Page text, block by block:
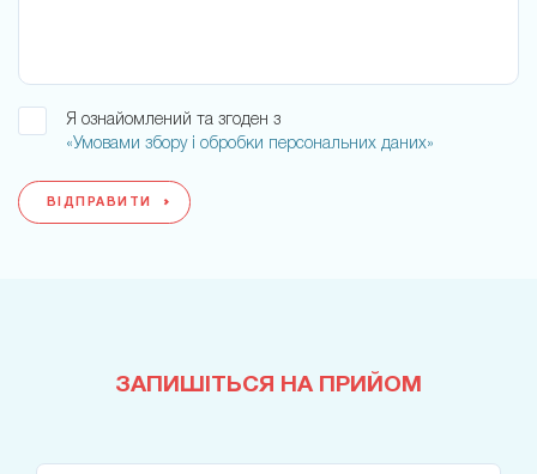
Я ознайомлений та згоден з
«Умовами збору і обробки персональних даних»
ВІДПРАВИТИ
ЗАПИШІТЬСЯ НА ПРИЙОМ